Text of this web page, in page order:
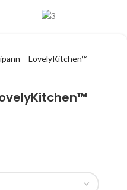
– LovelyKitchen™